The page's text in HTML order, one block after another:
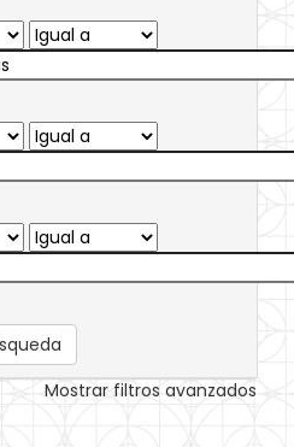
Mostrar filtros avanzados